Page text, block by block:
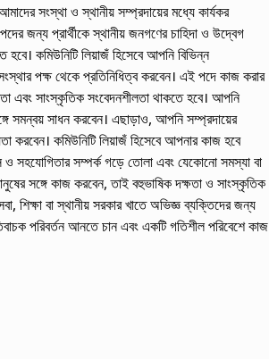
সংস্থা ও স্থানীয় সম্প্রদায়ের মধ্যে কার্যকর
জন্য প্রার্থীকে স্থানীয় জনগণের চাহিদা ও উদ্বেগ
কমিউনিটি লিয়াজঁ হিসেবে আপনি বিভিন্ন
পক্ষ থেকে প্রতিনিধিত্ব করবেন। এই পদে কাজ করার
এবং সাংস্কৃতিক সংবেদনশীলতা থাকতে হবে। আপনি
সমন্বয় সাধন করবেন। এছাড়াও, আপনি সম্প্রদায়ের
করবেন। কমিউনিটি লিয়াজঁ হিসেবে আপনার কাজ হবে
ও সহযোগিতার সম্পর্ক গড়ে তোলা এবং যেকোনো সমস্যা বা
সঙ্গে কাজ করবেন, তাই বহুভাষিক দক্ষতা ও সাংস্কৃতিক
শিক্ষা বা স্থানীয় সরকার খাতে অভিজ্ঞ ব্যক্তিদের জন্য
পরিবর্তন আনতে চান এবং একটি গতিশীল পরিবেশে কাজ